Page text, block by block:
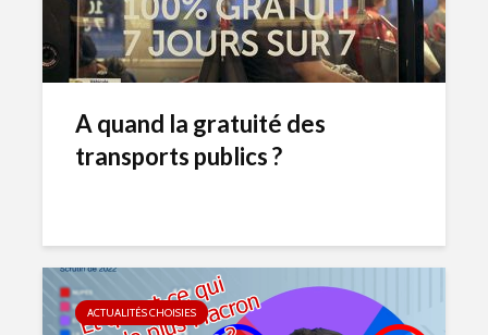
A quand la gratuité des
transports publics ?
ACTUALITÉS CHOISIES